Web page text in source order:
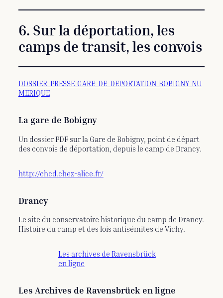
6. Sur la déportation, les
camps de transit, les convois
DOSSIER_PRESSE_GARE_DE_DEPORTATION_BOBIGNY_NU
MERIQUE
La gare de Bobigny
Un dossier PDF sur la Gare de Bobigny, point de départ
des convois de déportation, depuis le camp de Drancy.
http://chcd.chez-alice.fr/
Drancy
Le site du conservatoire historique du camp de Drancy.
Histoire du camp et des lois antisémites de Vichy.
Les archives de Ravensbrück
en ligne
Les Archives de Ravensbrück en ligne